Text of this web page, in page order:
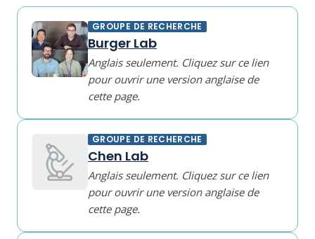
GROUPE DE RECHERCHE
Burger Lab
Anglais seulement. Cliquez sur ce lien
pour ouvrir une version anglaise de
cette page.
GROUPE DE RECHERCHE
Chen Lab
Anglais seulement. Cliquez sur ce lien
pour ouvrir une version anglaise de
cette page.